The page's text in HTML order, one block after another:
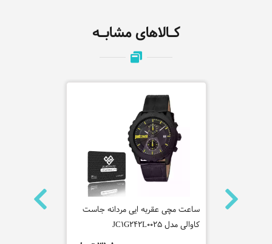
کـالاهای مشابـه
ساعت مچی
ساعت مچی عقربه ایی مردانه جاست
کاوالی مدل JC1G242L0025